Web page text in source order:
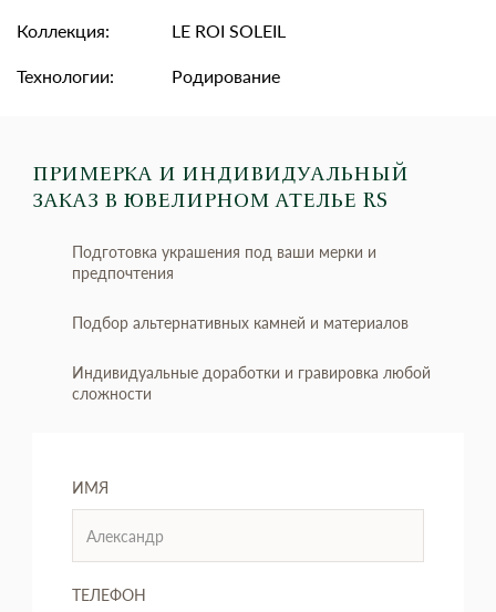
Коллекция:
LE ROI SOLEIL
Технологии:
Родирование
ПРИМЕРКА И ИНДИВИДУАЛЬНЫЙ
ЗАКАЗ В ЮВЕЛИРНОМ АТЕЛЬЕ RS
Подготовка украшения под ваши мерки и
предпочтения
Подбор альтернативных камней и материалов
Индивидуальные доработки и гравировка любой
сложности
ИМЯ
ТЕЛЕФОН